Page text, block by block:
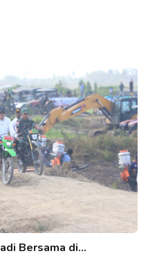
Bersama di…